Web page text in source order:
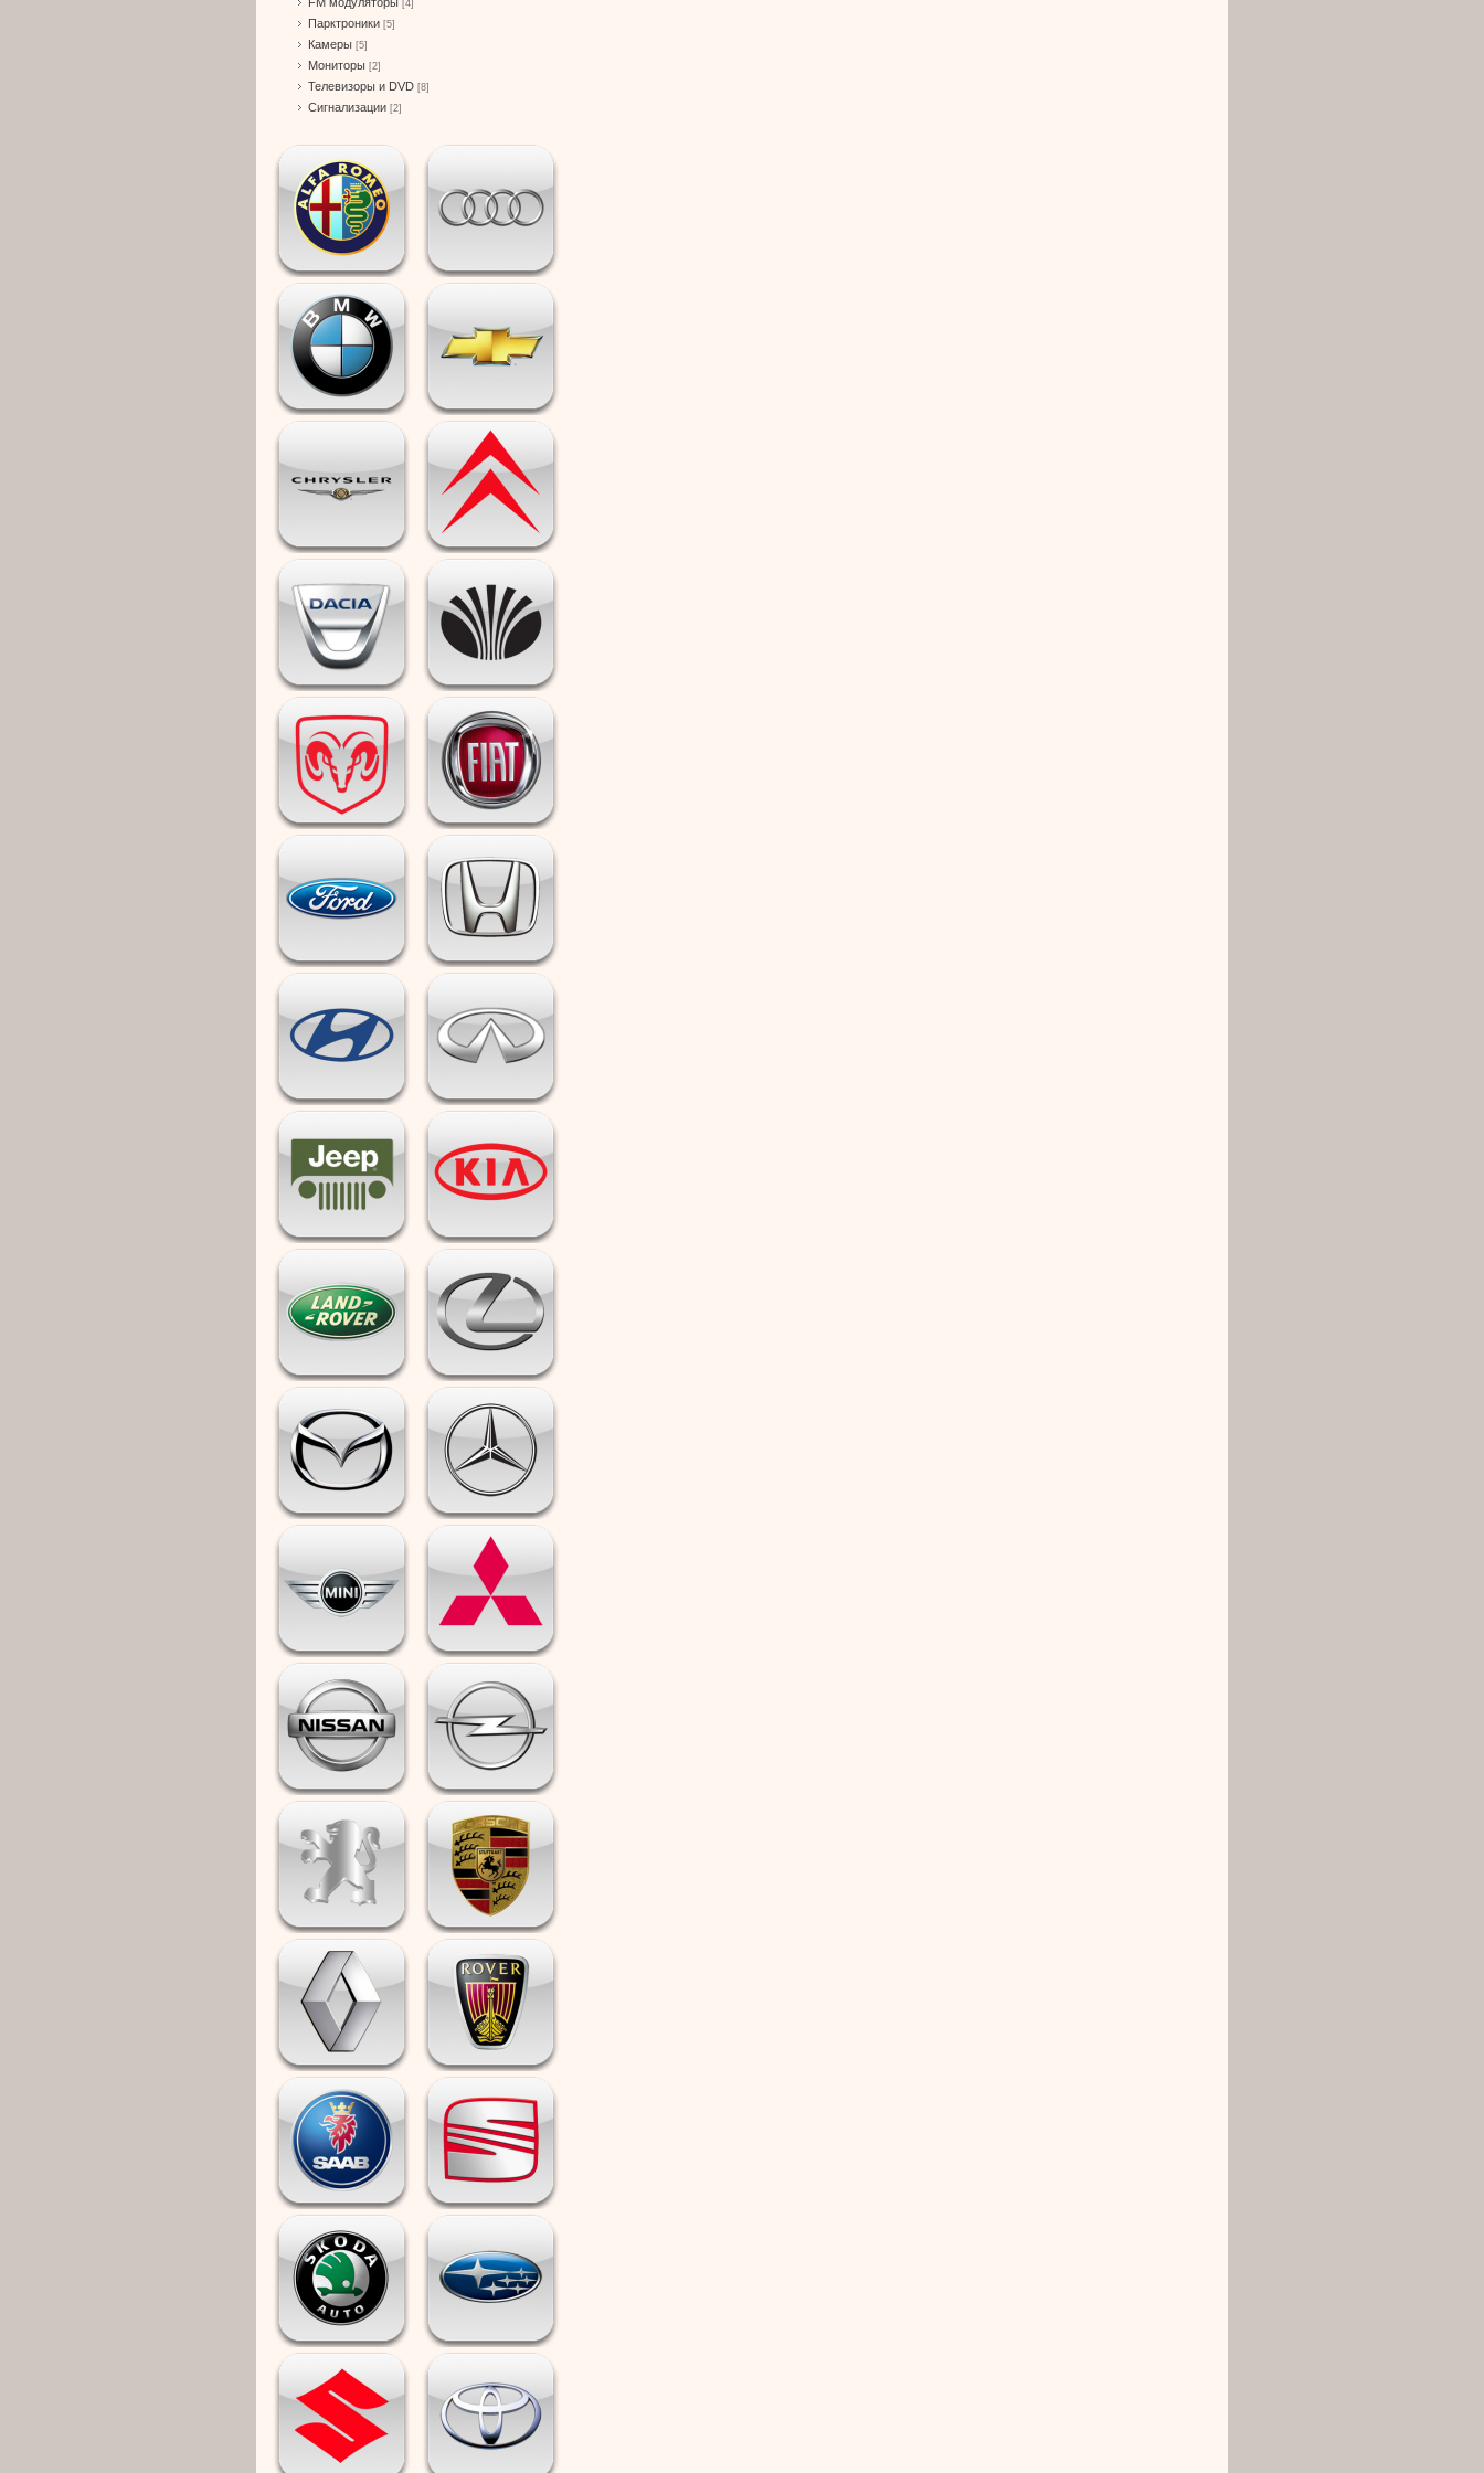
[4]
Парктроники [5]
Камеры [5]
Мониторы [2]
Телевизоры и DVD [8]
Сигнализации [2]